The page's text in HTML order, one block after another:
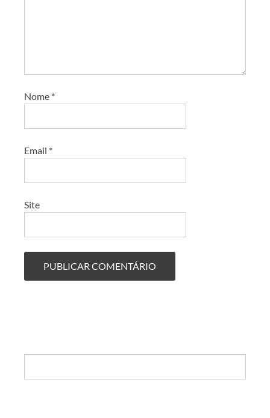
Nome *
Email *
Site